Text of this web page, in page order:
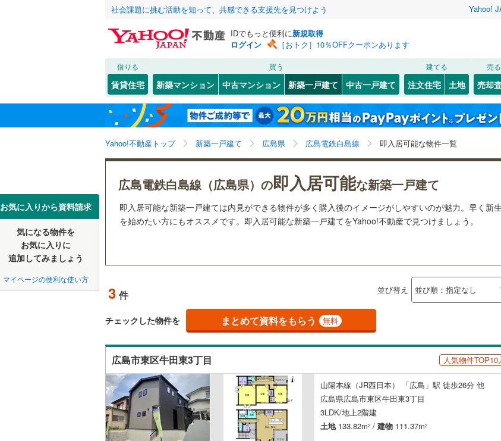
社会課題に挑む活動を知って、共感できる支援先を見つけよう Yahoo!
IDでもっと便利に新規取得
ログイン
［おトク］10％OFFクーポンあります
借りる
賃貸住宅
買う
新築マンション 中古マンション 新築一戸建て 中古一戸建て
建てる
注文住宅 土地
売る
売却
Yahoo!不動産トップ 新築一戸建て 広島県 広島電鉄白島線 即入居可能な物件一覧
お気に入りから資料請求
気になる物件を
お気に入りに
追加してみましょう
マイページの便利な使い方
広島電鉄白島線（広島県）の即入居可能な新築一戸建て
即入居可能な新築一戸建ては内見ができる物件が多く購入後のイメージがしやすいのが魅力。早く新
を始めたい方にもオススメです。即入居可能な新築一戸建てをYahoo!不動産で見つけましょう。
3 件 並び替え
チェックした物件を まとめて資料をもらう 無料
広島市東区牛田東3丁目 人気物件TOP10
山陽本線（JR西日本） 「広島」駅 徒歩26分 他
広島県広島市東区牛田東3丁目
3LDK/地上2階建
土地133.82m2 / 建物 111.37m2
北海道 北海道
東北 青森 岩手 宮城 秋田 山形
関東 東京 神奈川 埼玉 千葉
長野 富山
東海 愛知 岐阜 静岡 三重
中国 鳥取 島根 岡山 広島 山口
高知
福岡 佐賀 長崎
該当物件0件 この条件で検索する
広島市 中区(11) 東区(22)
西区(20) 安佐南区(30)
安芸区
17) 佐伯区(39)
広島県のそのほ
呉市(30 ) 竹原市(0)
尾道市(2) 福山市( 20)
三次市(0) 庄原市( 0)
安芸郡坂町( 2)
山県郡北広島町( 0)
該当物件0件 この条件で検索する
該当物件0件 この条件で検索する
JR 山陽本線（JR西日本）(162) 芸備線(54)
呉線(98) 可部線(38)
山陽新幹線(27)
広島電鉄横川線( )
広島高速交通アストラムライン(36)
該当物件0件 この条件で検索する
(2) (0) (0) (0)
該当物件0件 この条件で検索する
こだわり条件 設備
床暖房（0） オール電化（2）
駐車場2台以上（2） ビルトインガレージ（0）
ＴＶモニタ付インターホン
（3）
防犯カメラ（ 0）
配置、向き、建ち方、日当たり
前道6m以上（0） 角地（0）
LD
（2）
（0）
設計住宅性能評価付き
（0）
長期優良住宅（0
大規模（総区画数50戸以上
該当物件0件 この条件で検索する
検索条件を保存しました
この検索条件の新着物件通知は、 マイページから設定でき
保存した条件を見る
広島県、広島電鉄白島線、価格未定を含む、建築
き土地を含む、間取り未定を含む、即入居可能
検索条件を保存する
閉じる お気に入りリストを見る
閉じる
閉じる お気に入りリストを見る
閉じる